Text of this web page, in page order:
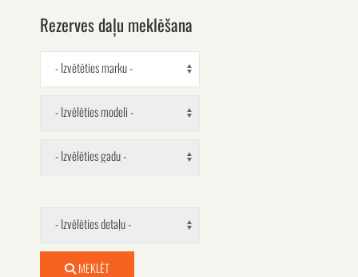
Rezerves daļu meklēšana
- Izvētēties marku -
- Izvēlēties modeli -
- Izvēlēties gadu -
- Izvēlēties detaļu -
MEKLĒT